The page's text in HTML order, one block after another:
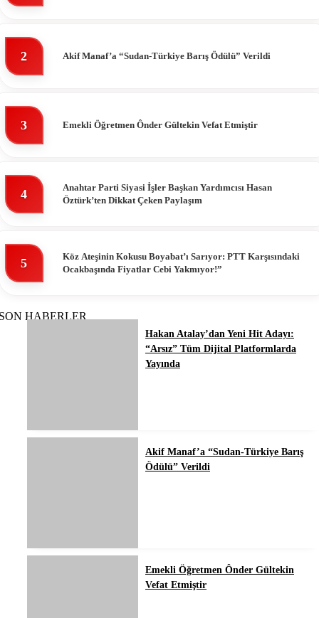
2 Akif Manaf’a “Sudan-Türkiye Barış Ödülü” Verildi
3 Emekli Öğretmen Ônder Gültekin Vefat Etmiştir
4
Anahtar Parti Siyasi İşler Başkan Yardımcısı Hasan
Öztürk’ten Dikkat Çeken Paylaşım
5
Köz Ateşinin Kokusu Boyabat’ı Sarıyor: PTT Karşısındaki
Ocakbaşında Fiyatlar Cebi Yakmıyor!”
HABERLER
Hakan Atalay’dan Yeni Hit Adayı:
“Arsız” Tüm Dijital Platformlarda
Yayında
Akif Manaf’a “Sudan-Türkiye Barış
Ödülü” Verildi
Emekli Öğretmen Ônder Gültekin
Vefat Etmiştir